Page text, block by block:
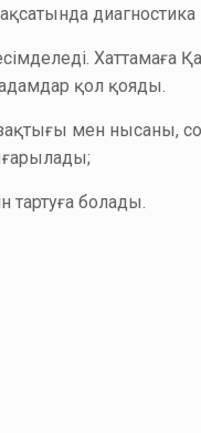
диагностика
Хаттамаға
адамдар қол қояды.
мен нысаны,
тартуға болады.